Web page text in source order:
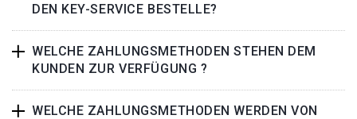
DEN KEY-SERVICE BESTELLE?
WELCHE ZAHLUNGSMETHODEN STEHEN DEM
KUNDEN ZUR VERFÜGUNG ?
WELCHE ZAHLUNGSMETHODEN WERDEN VON